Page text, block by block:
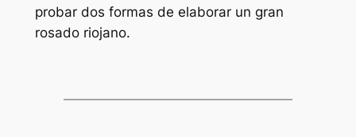
probar dos formas de elaborar un gran
rosado riojano.